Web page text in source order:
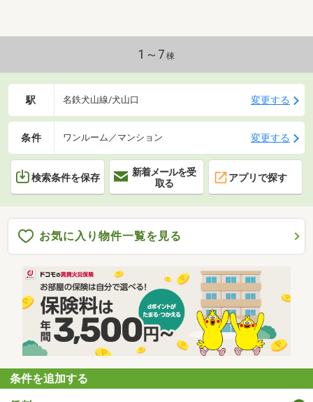
1～7 棟
駅 名鉄犬山線/犬山口 変更する
条件 ワンルーム／マンション 変更する
検索条件を保存
新着メールを受
取る
アプリで探す
お気に入り物件一覧を見る
条件を追加する